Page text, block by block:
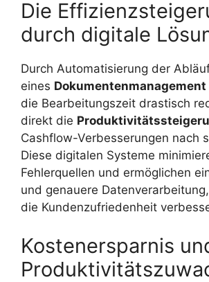
Die
durch digitale
Durch Automatisierung der
eines
die Bearbeitungszeit drastisch
direkt die
Cashflow-Verbesserungen nach
Diese digitalen Systeme
Fehlerquellen und ermöglichen
und genauere
die Kundenzufriedenheit
Kostenersparnis